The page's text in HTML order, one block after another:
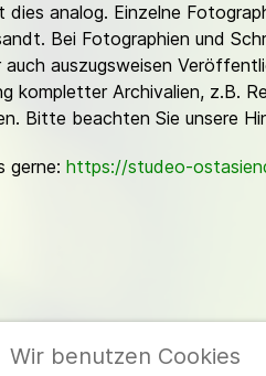
dies analog. Einzelne
Bei Fotographien und
auszugsweisen
kompletter Archivalien, z.B.
Bitte beachten Sie unsere
gerne: https://studeo-
Mitglieder
Wir benutzen Cookies